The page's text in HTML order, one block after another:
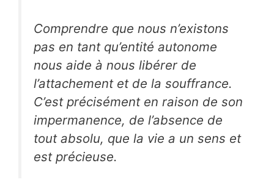
Comprendre que nous n’existons
pas en tant qu’entité autonome
nous aide à nous libérer de
l’attachement et de la souffrance.
C’est précisément en raison de son
impermanence, de l’absence de
tout absolu, que la vie a un sens et
est précieuse.